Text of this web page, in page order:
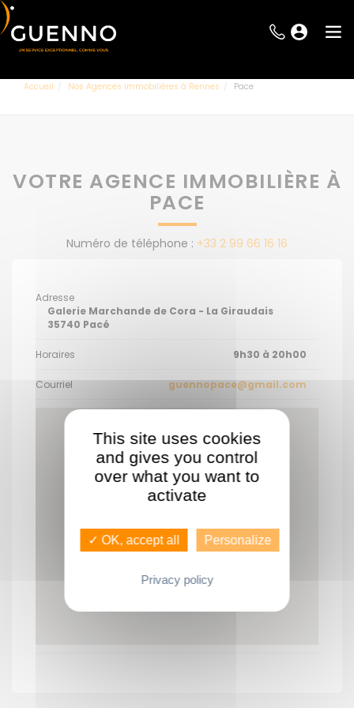
Accueil Nos Agences immobilières à Rennes Pace
VOTRE AGENCE IMMOBILIÈRE À
PACE
Numéro de téléphone : +33 2 99 66 16 16
Adresse
Galerie Marchande de Cora - La Giraudais
35740 Pacé
Horaires 9h30 à 20h00
Courriel guennopace@gmail.com
This site uses cookies
and gives you control
over what you want to
activate
✓ OK, accept all Personalize
Privacy policy